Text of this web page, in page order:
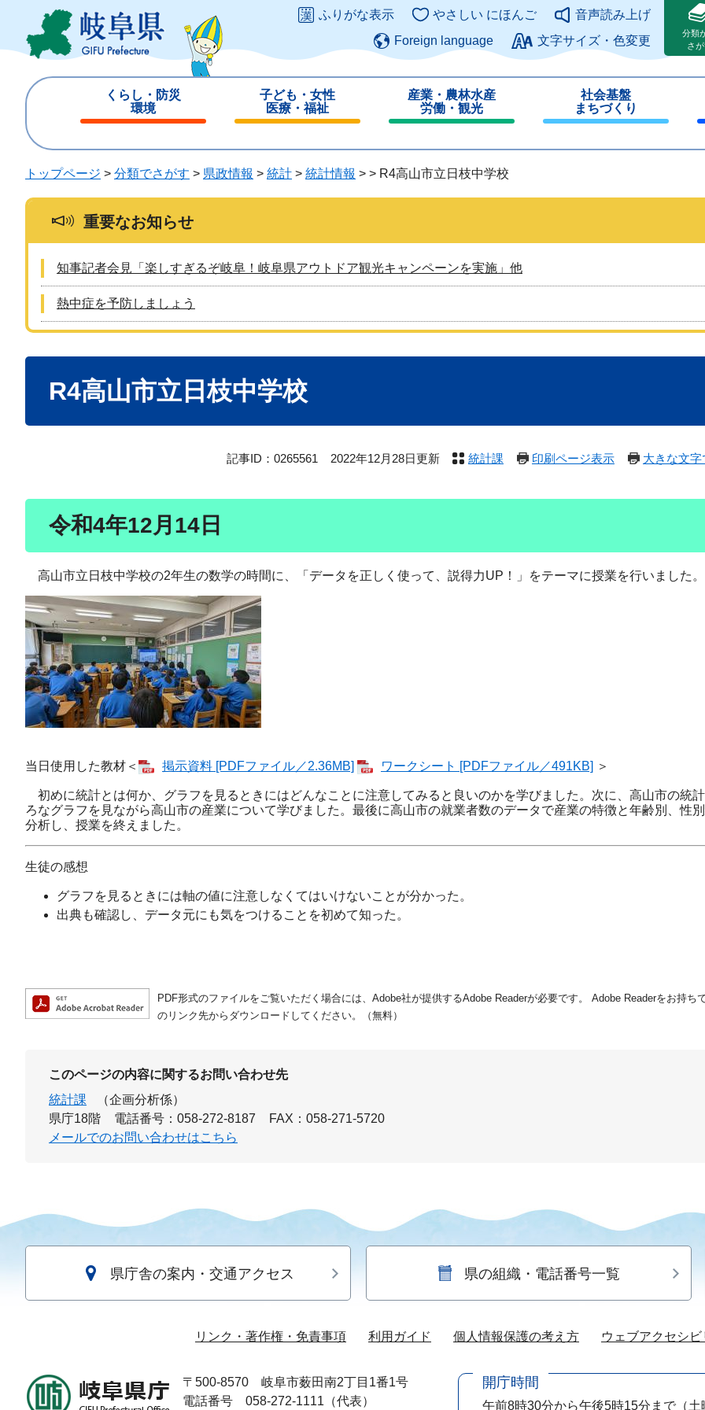
ジ
ュ
このページの本文へ
ふりがな表示 やさしい にほんご
音声読み上げ
Foreign language
文字サイズ・色変更
分類
さ
くらし・防災
環境
じ
子ども・女性
医療・福祉
じ
る
産業・農林水産
労働・観光
じ
る
社会基盤
まちづくり
じ
トップページ > 分類でさがす > 県政情報 > 統計 > 統計情報 > > R4高山市立日枝中学校
重要なお知らせ
知事記者会見「楽しすぎるぞ岐阜！岐阜県アウトドア観光キャンペーンを実施」他
熱中症を予防しましょう
R4高山市立日枝中学校
記事ID：0265561 2022年12月28日更新 統計課 印刷ページ表示 大きな文
令和4年12月14日
高山市立日枝中学校の2年生の数学の時間に、「データを正しく使って、説得力UP！」をテーマに授業を行いました。
当日使用した教材＜ 掲示資料 [PDFファイル／2.36MB] ワークシート [PDFファイル／491KB] ＞
初めに統計とは何か、グラフを見るときにはどんなことに注意してみると良いのかを学びました。次に、高山市の統
ろなグラフを見ながら高山市の産業について学びました。最後に高山市の就業者数のデータで産業の特徴と年齢別、性
分析し、授業を終えました。
生徒の感想
グラフを見るときには軸の値に注意しなくてはいけないことが分かった。
出典も確認し、データ元にも気をつけることを初めて知った。
PDF形式のファイルをご覧いただく場合には、Adobe社が提供するAdobe Readerが必要です。
Adobe Readerをお持ち
のリンク先からダウンロードしてください。（無料）
このページの内容に関するお問い合わせ先
統計課
（企画分析係）
県庁18階
電話番号：058-272-8187
FAX：058-271-5720
メールでのお問い合わせはこちら
県庁舎の案内・交通アクセス 県の組織・電話番号一覧
リンク・著作権・免責事項 利用ガイド 個人情報保護の考え方 ウェブアクセシ
〒500-8570
岐阜市薮田南2丁目1番1号
電話番号 058-272-1111（代表）
開庁時間
午前8時30分から午後5時15分まで （